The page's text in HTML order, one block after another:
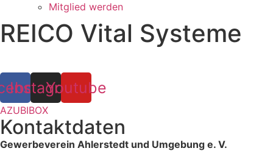
Mitglied werden
REICO Vital Systeme
Instagram
Youtube
AZUBIBOX
Kontaktdaten
Gewerbeverein Ahlerstedt und Umgebung e. V.